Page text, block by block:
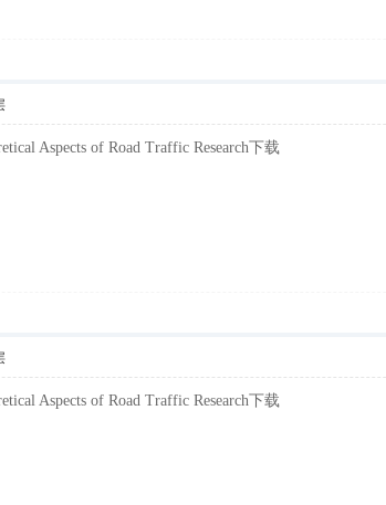
Aspects of Road Traffic Research下载
Aspects of Road Traffic Research下载